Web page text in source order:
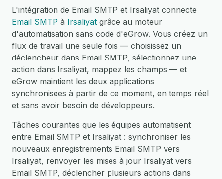
L'intégration de Email SMTP et Irsaliyat connecte
Email SMTP à Irsaliyat grâce au moteur
d'automatisation sans code d'eGrow. Vous créez un
flux de travail une seule fois — choisissez un
déclencheur dans Email SMTP, sélectionnez une
action dans Irsaliyat, mappez les champs — et
eGrow maintient les deux applications
synchronisées à partir de ce moment, en temps réel
et sans avoir besoin de développeurs.
Tâches courantes que les équipes automatisent
entre Email SMTP et Irsaliyat : synchroniser les
nouveaux enregistrements Email SMTP vers
Irsaliyat, renvoyer les mises à jour Irsaliyat vers
Email SMTP, déclencher plusieurs actions dans